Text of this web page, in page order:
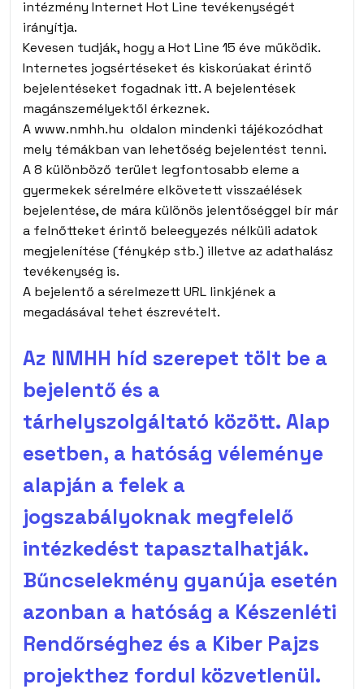
intézmény Internet Hot Line tevékenységét
irányítja.
Kevesen tudják, hogy a Hot Line 15 éve működik.
Internetes jogsértéseket és kiskorúakat érintő
bejelentéseket fogadnak itt. A bejelentések
magánszemélyektől érkeznek.
A www.nmhh.hu oldalon mindenki tájékozódhat
mely témákban van lehetőség bejelentést tenni.
A 8 különböző terület legfontosabb eleme a
gyermekek sérelmére elkövetett visszaélések
bejelentése, de mára különös jelentőséggel bír már
a felnőtteket érintő beleegyezés nélküli adatok
megjelenítése (fénykép stb.) illetve az adathalász
tevékenység is.
A bejelentő a sérelmezett URL linkjének a
megadásával tehet észrevételt.
Az NMHH híd szerepet tölt be a
bejelentő és a
tárhelyszolgáltató között. Alap
esetben, a hatóság véleménye
alapján a felek a
jogszabályoknak megfelelő
intézkedést tapasztalhatják.
Bűncselekmény gyanúja esetén
azonban a hatóság a Készenléti
Rendőrséghez és a Kiber Pajzs
projekthez fordul közvetlenül.